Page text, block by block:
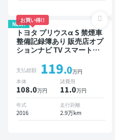
NEW!
お買い得!!
トヨタ プリウスα S 禁煙車
整備記録簿あり 販売店オプ
ションナビ TV スマートキ
支払総額 119.0万円
本体
108.0万円
諸費用
11.0万円
年式
2016
走行距離
2.9万km